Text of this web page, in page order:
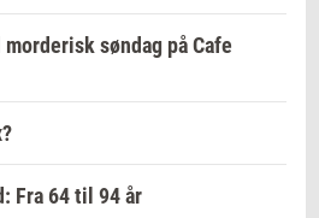
søndag på Cafe
Fra 64 til 94 år